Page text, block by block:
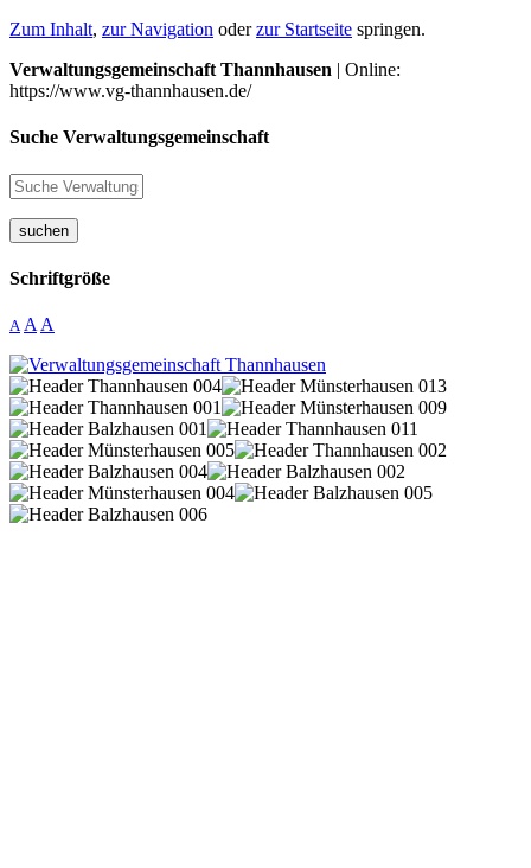
Zum Inhalt, zur Navigation oderzur Startseite springen.
Verwaltungsgemeinschaft Thannhausen | Online:
https://www.vg-thannhausen.de/
Suche Verwaltungsgemeinschaft
suchen
Schriftgröße
A A A